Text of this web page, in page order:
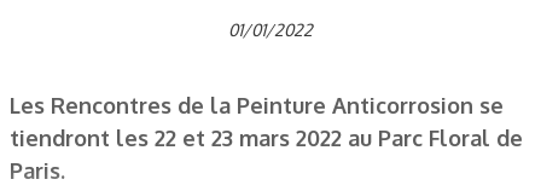
01/01/2022
Les Rencontres de la Peinture Anticorrosion se
tiendront les 22 et 23 mars 2022 au Parc Floral de
Paris.